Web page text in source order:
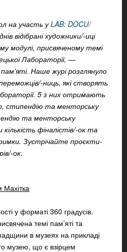
на участь уLAB: DOCU/
відібрані художники/-иці
модулі, присвяченому темі
Лабораторії, —
Наше журі розглянуло
ниць, які створять
5 з них отримають
стипендію та менторську
та менторську
фіналістів/-ок та
Зустрічайте проєкти-
ок.
у форматі 360 градусів.
темі пам’яті та
в музеях на прикладі
музею, що є взірцем